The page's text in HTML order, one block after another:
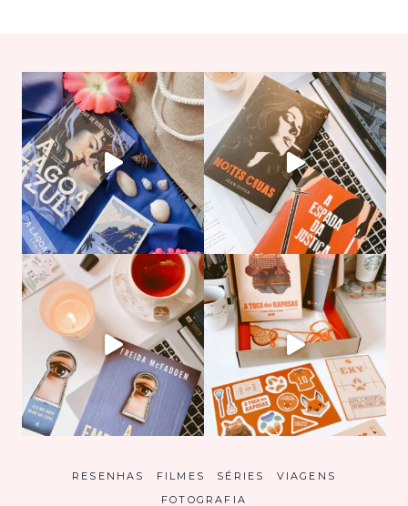
RESENHAS FILMES SÉRIES
VIAGENS
FOTOGRAFIA